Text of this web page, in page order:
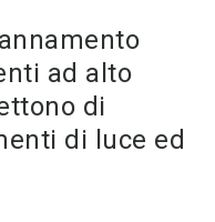
ad alto
di
di luce ed